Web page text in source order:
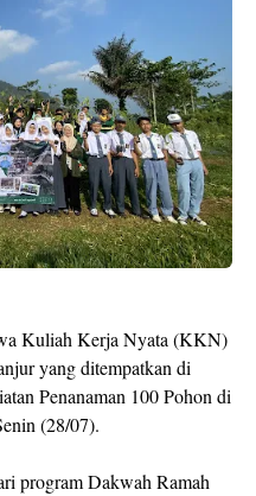
Kuliah Kerja Nyata (KKN)
yang ditempatkan di
Penanaman 100 Pohon di
(28/07).
program Dakwah Ramah